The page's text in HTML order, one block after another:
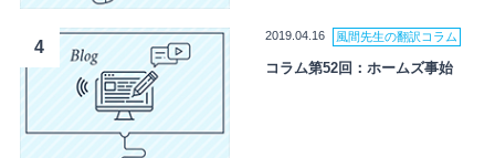
4
2019.04.16 風間先生の翻訳コラム
コラム第52回：ホームズ事始